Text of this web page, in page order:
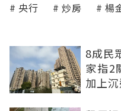
央行 炒房 楊
8成民
家指2
加上